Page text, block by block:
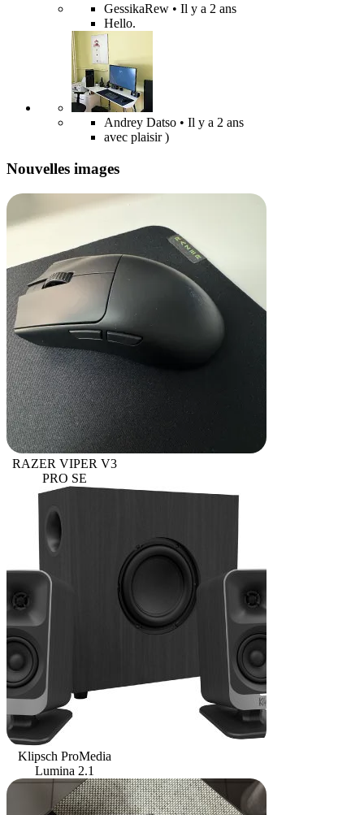
GessikaRew • Il y a 2 ans
Hello.
Andrey Datso • Il y a 2 ans
avec plaisir )
Nouvelles images
RAZER VIPER V3
PRO SE
Klipsch ProMedia
Lumina 2.1